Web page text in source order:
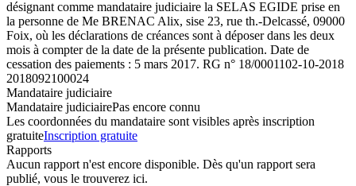
désignant comme mandataire judiciaire la SELAS EGIDE prise en
la personne de Me BRENAC Alix, sise 23, rue th.-Delcassé, 09000
Foix, où les déclarations de créances sont à déposer dans les deux
mois à compter de la date de la présente publication. Date de
cessation des paiements : 5 mars 2017. RG n° 18/0001102-10-2018
2018092100024
Mandataire judiciaire
Mandataire judiciairePas encore connu
Les coordonnées du mandataire sont visibles après inscription
gratuiteInscription gratuite
Rapports
Aucun rapport n'est encore disponible. Dès qu'un rapport sera
publié, vous le trouverez ici.